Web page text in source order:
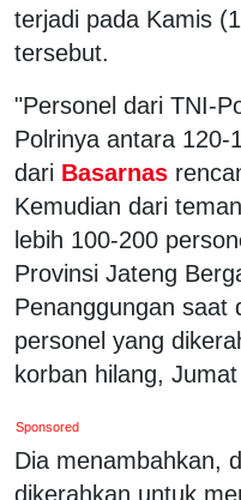
terjadi pada Kamis
tersebut.
"Personel dari TNI-
Polrinya antara 120-
dari Basarnas
Kemudian dari
lebih 100-200
Provinsi Jateng
Penanggungan saat
personel yang
korban hilang,
Sponsored
Dia menambahkan,
dikerahkan untuk